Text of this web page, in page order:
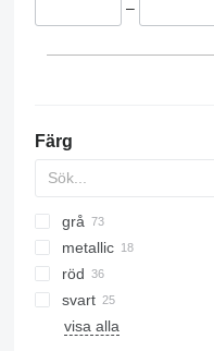
–
Färg
grå
metallic
röd
svart
visa alla